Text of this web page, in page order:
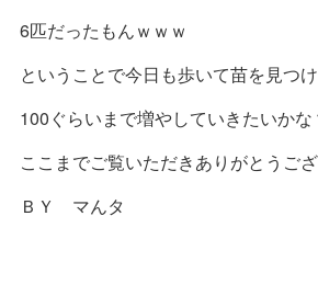
6匹だったもんｗｗｗ
ということで今日も歩いて苗を見つ
100ぐらいまで増やしていきたいかな
ここまでご覧いただきありがとうござ
ＢＹ マんタ